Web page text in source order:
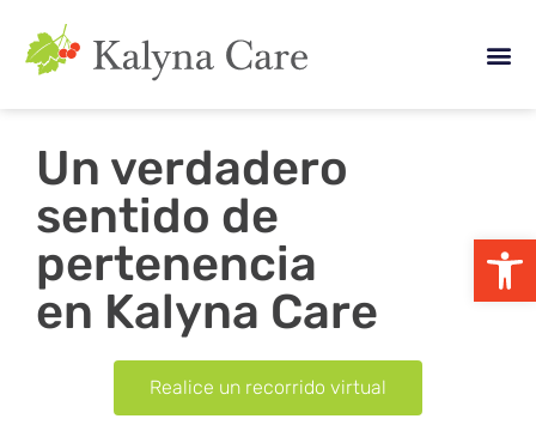
Abrir
Un verdadero
sentido de
pertenencia
en Kalyna Care
Realice un recorrido virtual